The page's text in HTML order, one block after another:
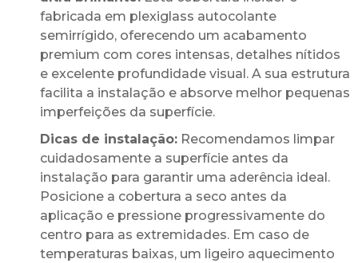
fabricada em plexiglass autocolante
semirrígido, oferecendo um acabamento
premium com cores intensas, detalhes nítidos
e excelente profundidade visual. A sua estrutura
facilita a instalação e absorve melhor pequenas
imperfeições da superfície.
Dicas de instalação: Recomendamos limpar
cuidadosamente a superfície antes da
instalação para garantir uma aderência ideal.
Posicione a cobertura a seco antes da
aplicação e pressione progressivamente do
centro para as extremidades. Em caso de
temperaturas baixas, um ligeiro aquecimento